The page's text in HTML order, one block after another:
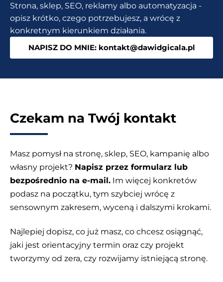
pomocy
kliknięcia
Strona, sklep, SEO, reklamy albo automatyzacja -
opisz krótko, czego potrzebujesz, a wrócę z
konkretnym kierunkiem działania.
NAPISZ DO MNIE: kontakt@dawidgicala.pl
Czekam na Twój kontakt
Masz pomysł na stronę, sklep, SEO, kampanię albo
własny projekt? Napisz przez formularz lub
bezpośrednio na e-mail. Im więcej konkretów
podasz na początku, tym szybciej wrócę z
sensownym zakresem, wyceną i dalszymi krokami.
Najlepiej dopisz, co już masz, co chcesz osiągnąć,
jaki jest orientacyjny termin oraz czy projekt
tworzymy od zera, czy rozwijamy istniejącą stronę.